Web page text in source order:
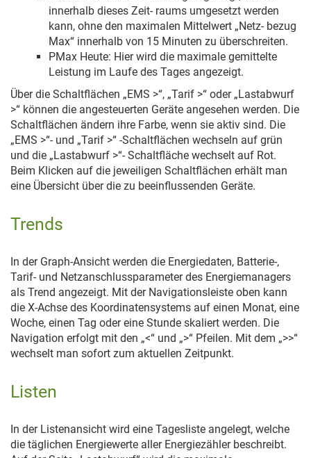
innerhalb dieses Zeit- raums umgesetzt werden
kann, ohne den maximalen Mittelwert „Netz- bezug
Max“ innerhalb von 15 Minuten zu überschreiten.
PMax Heute: Hier wird die maximale gemittelte
Leistung im Laufe des Tages angezeigt.
Über die Schaltflächen „EMS >“, „Tarif >“ oder „Lastabwurf
>“ können die angesteuerten Geräte angesehen werden. Die
Schaltflächen ändern ihre Farbe, wenn sie aktiv sind. Die
„EMS >“- und „Tarif >“ -Schaltflächen wechseln auf grün
und die „Lastabwurf >“- Schaltfläche wechselt auf Rot.
Beim Klicken auf die jeweiligen Schaltflächen erhält man
eine Übersicht über die zu beeinflussenden Geräte.
Trends
In der Graph-Ansicht werden die Energiedaten, Batterie-,
Tarif- und Netzanschlussparameter des Energiemanagers
als Trend angezeigt. Mit der Navigationsleiste oben kann
die X-Achse des Koordinatensystems auf einen Monat, eine
Woche, einen Tag oder eine Stunde skaliert werden. Die
Navigation erfolgt mit den „<“ und „>“ Pfeilen. Mit dem „>>“
wechselt man sofort zum aktuellen Zeitpunkt.
Listen
In der Listenansicht wird eine Tagesliste angelegt, welche
die täglichen Energiewerte aller Energiezähler beschreibt.